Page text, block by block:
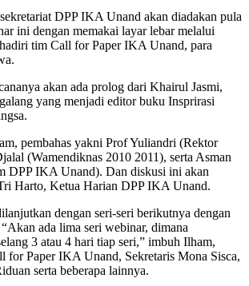
DPP IKA Unand akan diadakan pula
ini dengan memakai layar lebar melalui
tim Call for Paper IKA Unand, para
akan ada prolog dari Khairul Jasmi,
yang menjadi editor buku Insprirasi
pembahas yakni Prof Yuliandri (Rektor
(Wamendiknas 2010 2011), serta Asman
DPP IKA Unand). Dan diskusi ini akan
Harto, Ketua Harian DPP IKA Unand.
dengan seri-seri berikutnya dengan
ada lima seri webinar, dimana
3 atau 4 hari tiap seri,” imbuh Ilham,
for Paper IKA Unand, Sekretaris Mona Sisca,
serta beberapa lainnya.